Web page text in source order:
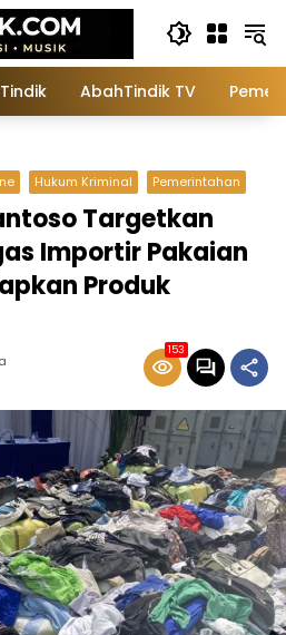
AbahTindik TV
Hukum Kriminal Pemerintahan
Targetkan
Importir Pakaian
Produk
153